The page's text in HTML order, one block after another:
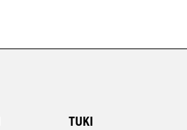
TUKI